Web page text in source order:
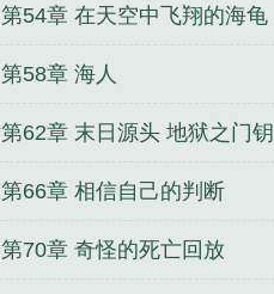
第54章 在天空中飞翔的海龟
第58章 海人
第62章 末日源头 地狱之门钥
匙
第66章 相信自己的判断
第70章 奇怪的死亡回放